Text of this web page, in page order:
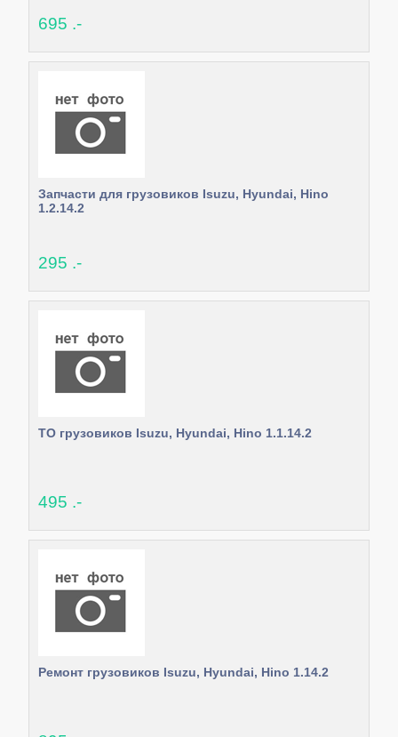
695 .-
Запчасти для грузовиков Isuzu, Hyundai, Hino
1.2.14.2
295 .-
ТО грузовиков Isuzu, Hyundai, Hino 1.1.14.2
495 .-
Ремонт грузовиков Isuzu, Hyundai, Hino 1.14.2